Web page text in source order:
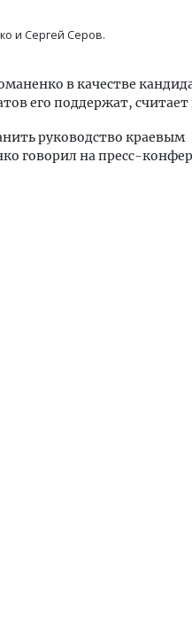
и Сергей Серов.
в качестве
его поддержат,
руководство краевым
говорил на пресс-